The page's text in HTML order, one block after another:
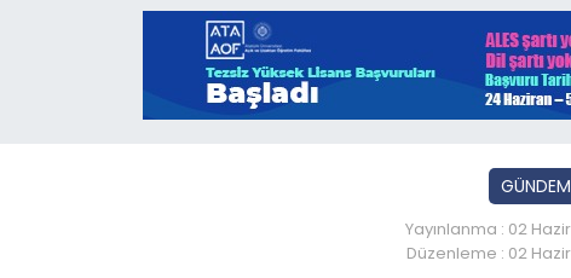
GÜNDEM
Yayınlanma : 02
Düzenleme : 02